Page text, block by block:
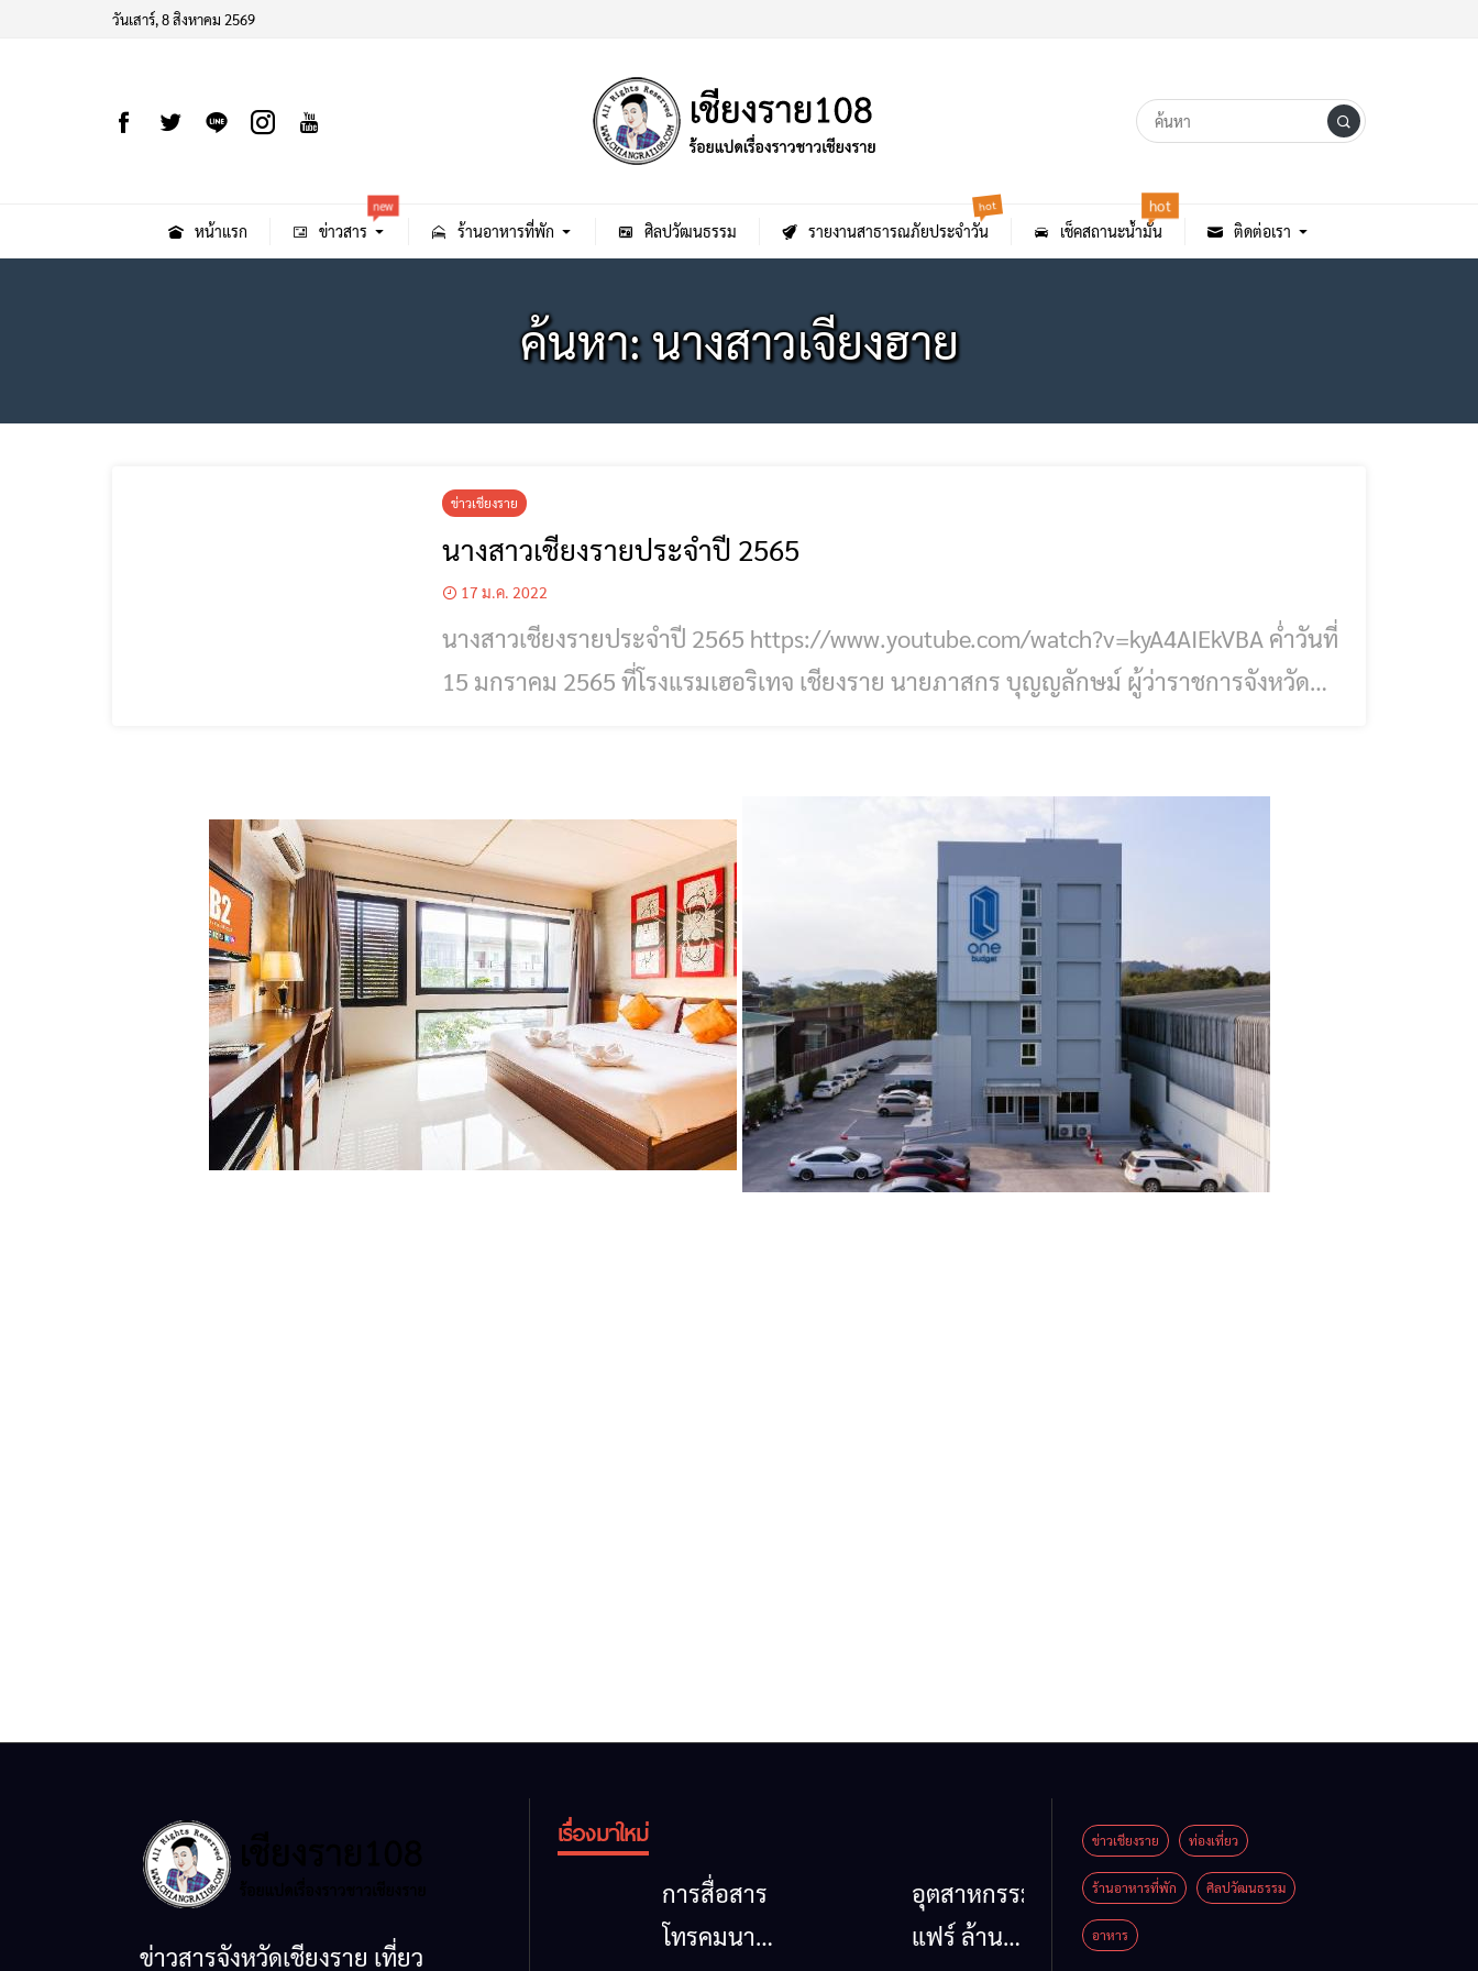
วันเสาร์, 8 สิงหาคม 2569
หน้าแรก ข่าวสาร
new
ร้านอาหารที่พัก ศิลปวัฒนธรรม รายงานสาธารณภัยประจำวัน
hot
เช็คสถานะน้ำมัน
hot
ติดต่อเรา
ค้นหา: นางสาวเจียงฮาย
ข่าวเชียงราย
นางสาวเชียงรายประจำปี 2565
17 ม.ค. 2022
นางสาวเชียงรายประจำปี 2565 https://www.youtube.com/watch?v=kyA4AIEkVBA ค่ำวันที่
15 มกราคม 2565 ที่โรงแรมเฮอริเทจ เชียงราย นายภาสกร บุญญลักษม์ ผู้ว่าราชการจังหวัด
ข่าวสารจังหวัดเชียงราย เที่ยว
เรื่องมาใหม่
การสื่อสาร
โทรคมนาคม
อุตสาหกรรม
แฟร์ ล้าน
ข่าวเชียงราย ท่องเที่ยว
ร้านอาหารที่พัก ศิลปวัฒนธรรม
อาหาร